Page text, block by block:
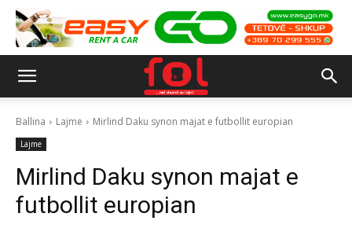
Ballina Lajme Mirlind Daku synon majat e futbollit europian
Lajme
Mirlind Daku synon majat e
futbollit europian